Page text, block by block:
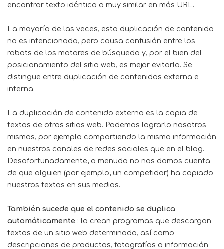
encontrar texto idéntico o muy similar en más URL.
La mayoría de las veces, esta duplicación de contenido
no es intencionada, pero causa confusión entre los
robots de los motores de búsqueda y, por el bien del
posicionamiento del sitio web, es mejor evitarla. Se
distingue entre duplicación de contenidos externa e
interna.
La duplicación de contenido externo es la copia de
textos de otros sitios web. Podemos lograrlo nosotros
mismos, por ejemplo compartiendo la misma información
en nuestros canales de redes sociales que en el blog.
Desafortunadamente, a menudo no nos damos cuenta
de que alguien (por ejemplo, un competidor) ha copiado
nuestros textos en sus medios.
También sucede que el contenido se duplica
automáticamente : lo crean programas que descargan
textos de un sitio web determinado, así como
descripciones de productos, fotografías o información